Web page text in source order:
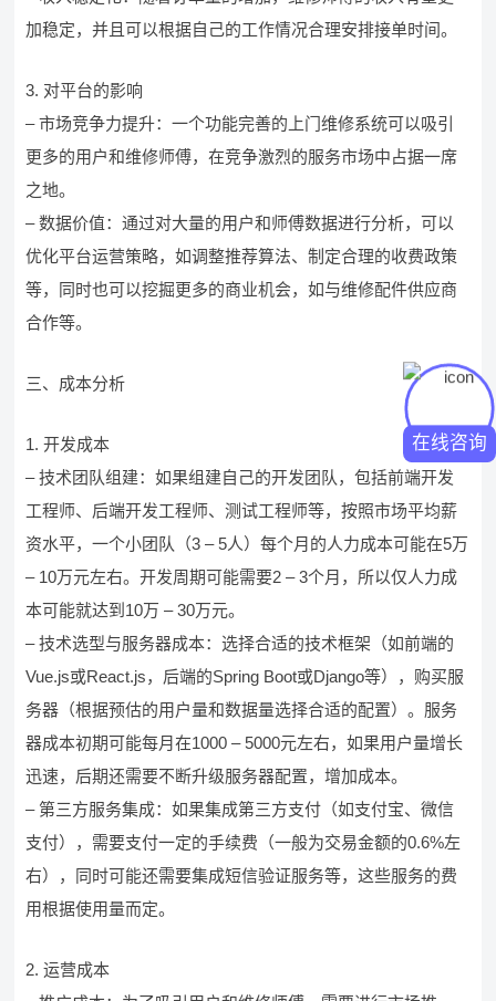
加稳定，并且可以根据自己的工作情况合理安排接单时间。
3. 对平台的影响
– 市场竞争力提升：一个功能完善的上门维修系统可以吸引
更多的用户和维修师傅，在竞争激烈的服务市场中占据一席
之地。
– 数据价值：通过对大量的用户和师傅数据进行分析，可以
优化平台运营策略，如调整推荐算法、制定合理的收费政策
等，同时也可以挖掘更多的商业机会，如与维修配件供应商
合作等。
三、成本分析
1. 开发成本
– 技术团队组建：如果组建自己的开发团队，包括前端开发
工程师、后端开发工程师、测试工程师等，按照市场平均薪
资水平，一个小团队（3 – 5人）每个月的人力成本可能在5万
– 10万元左右。开发周期可能需要2 – 3个月，所以仅人力成
本可能就达到10万 – 30万元。
– 技术选型与服务器成本：选择合适的技术框架（如前端的
Vue.js或React.js，后端的Spring Boot或Django等），购买服
务器（根据预估的用户量和数据量选择合适的配置）。服务
器成本初期可能每月在1000 – 5000元左右，如果用户量增长
迅速，后期还需要不断升级服务器配置，增加成本。
– 第三方服务集成：如果集成第三方支付（如支付宝、微信
支付），需要支付一定的手续费（一般为交易金额的0.6%左
右），同时可能还需要集成短信验证服务等，这些服务的费
用根据使用量而定。
2. 运营成本
在线咨询